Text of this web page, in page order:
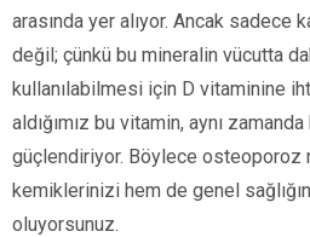
arasında yer alıyor. Ancak sadece
değil; çünkü bu mineralin vücutta
kullanılabilmesi için D vitaminine
aldığımız bu vitamin, aynı zamanda
güçlendiriyor. Böylece osteoporoz
kemiklerinizi hem de genel
oluyorsunuz.